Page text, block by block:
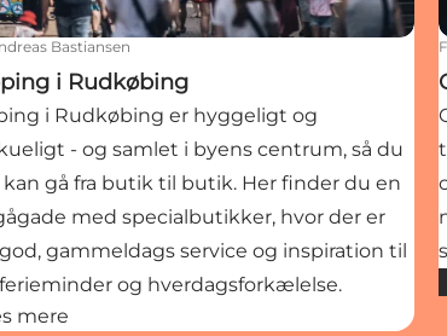
Bastiansen
i Rudkøbing
i Rudkøbing er hyggeligt og
- og samlet i byens centrum, så du
gå fra butik til butik. Her finder du en
med specialbutikker, hvor der er
gammeldags service og inspiration til
og hverdagsforkælelse.
mere